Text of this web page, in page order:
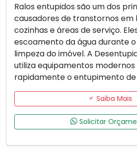
Ralos entupidos são um dos
causadores de transtornos em
cozinhas e áreas de serviço.
escoamento da água durante
limpeza do imóvel. A
utiliza equipamentos
rapidamente o entupimento de
Saiba Mais
Solicitar